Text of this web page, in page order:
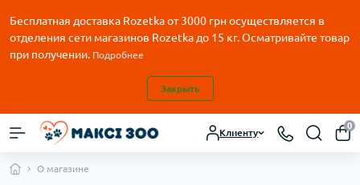
Бесплатная доставка Rozetka от3000 грн осуществляется в
отделения сети магазинов Rozetka до 15 кг. Осматривайте товар
при получении. Подробнее
Закрыть
Клиенту
0
О магазине